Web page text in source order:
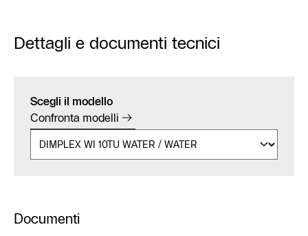
Dettagli e documenti tecnici
Scegli il modello
Confronta modelli
Documenti